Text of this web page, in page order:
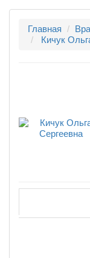
Главная
Кичук